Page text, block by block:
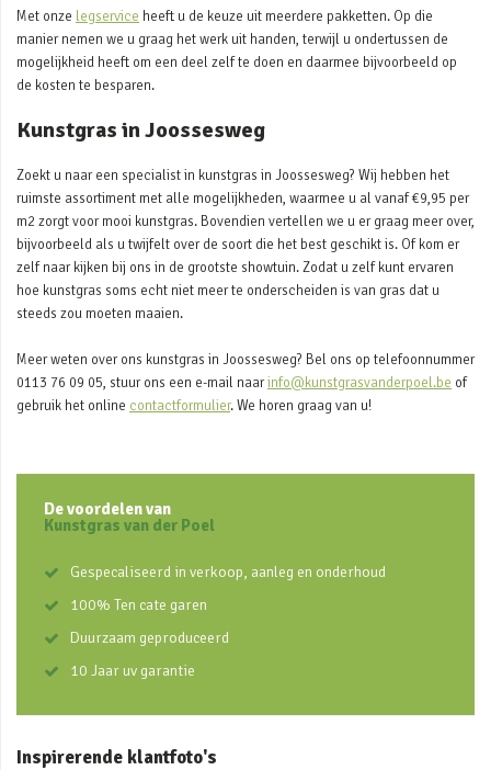
Met onze legservice heeft u de keuze uit meerdere pakketten. Op die
manier nemen we u graag het werk uit handen, terwijl u ondertussen de
mogelijkheid heeft om een deel zelf te doen en daarmee bijvoorbeeld op
de kosten te besparen.
Kunstgras in Joossesweg
Zoekt u naar een specialist in kunstgras in Joossesweg? Wij hebben het
ruimste assortiment met alle mogelijkheden, waarmee u al vanaf €9,95 per
m2 zorgt voor mooi kunstgras. Bovendien vertellen we u er graag meer over,
bijvoorbeeld als u twijfelt over de soort die het best geschikt is. Of kom er
zelf naar kijken bij ons in de grootste showtuin. Zodat u zelf kunt ervaren
hoe kunstgras soms echt niet meer te onderscheiden is van gras dat u
steeds zou moeten maaien.
Meer weten over ons kunstgras in Joossesweg? Bel ons op telefoonnummer
0113 76 09 05, stuur ons een e-mail naarinfo@kunstgrasvanderpoel.be of
gebruik het online contactformulier. We horen graag van u!
De voordelen van
Kunstgras van der Poel
Gespecaliseerd in verkoop, aanleg en onderhoud
100% Ten cate garen
Duurzaam geproduceerd
10 Jaar uv garantie
Inspirerende klantfoto's